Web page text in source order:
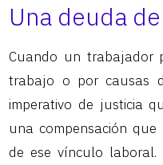
Una deuda
Cuando un trabajador
trabajo o por causas
imperativo de justicia
una compensación
de ese vínculo laboral.